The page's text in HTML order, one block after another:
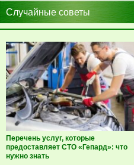
Случайные советы
Перечень услуг, которые
предоставляет СТО «Гепард»: что
нужно знать